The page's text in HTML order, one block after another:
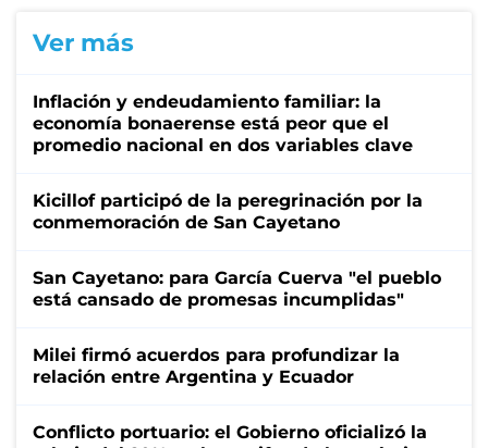
Ver más
Inflación y endeudamiento familiar: la
economía bonaerense está peor que el
promedio nacional en dos variables clave
Kicillof participó de la peregrinación por la
conmemoración de San Cayetano
San Cayetano: para García Cuerva "el pueblo
está cansado de promesas incumplidas"
Milei firmó acuerdos para profundizar la
relación entre Argentina y Ecuador
Conflicto portuario: el Gobierno oficializó la